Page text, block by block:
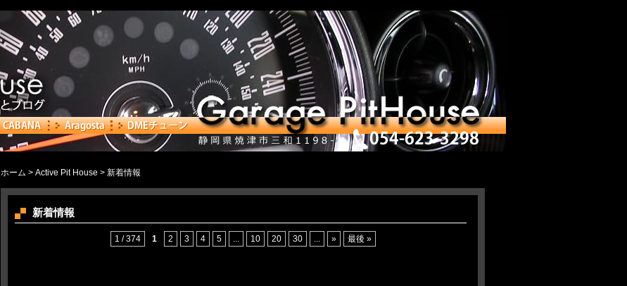
ホーム > Active Pit House > 新着情報
新着情報
1 / 374 1 2 3 4 5 ... 10 20 30 ... » 最後 »